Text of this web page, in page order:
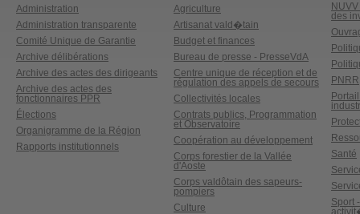
Administration
Administration transparente
Comité Unique de Garantie
Archive délibérations
Archive des actes des dirigeants
Archive des actes des
fonctionnaires PPR
Élections
Organigramme de la Région
Rapports institutionnels
Agriculture
Artisanat vald�tain
Budget et finances
Bureau de presse - PresseVdA
Centre unique de réception et de
régulation des appels de secours
Collectivités locales
Contrats publics, Programmation
et Observatoire
Coopération au développement
Corps forestier de la Vallée
d'Aoste
Corps valdôtain des sapeurs-
pompiers
Culture
des
PNRR
Santé
Sport